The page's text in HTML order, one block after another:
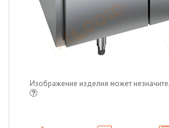
Изображение изделия может